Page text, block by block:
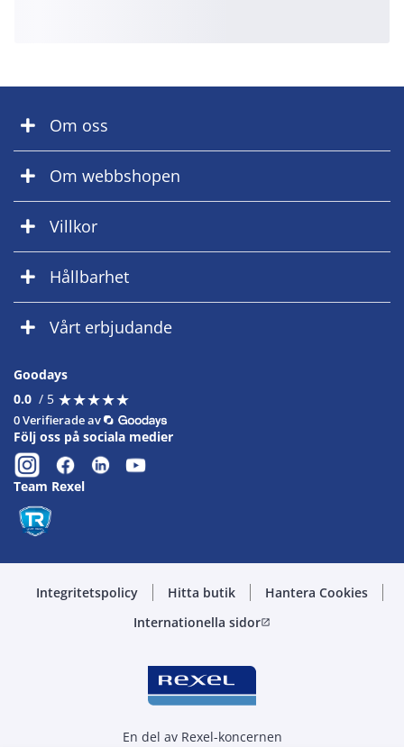
Om oss
Om webbshopen
Villkor
Hållbarhet
Vårt erbjudande
Goodays
0.0 / 5 ★★★★★
★★★★★
0 Verifierade av
Följ oss på sociala medier
Team Rexel
Integritetspolicy Hitta butik
Hantera Cookies
Internationella sidoropen_in_new
En del av Rexel-koncernen